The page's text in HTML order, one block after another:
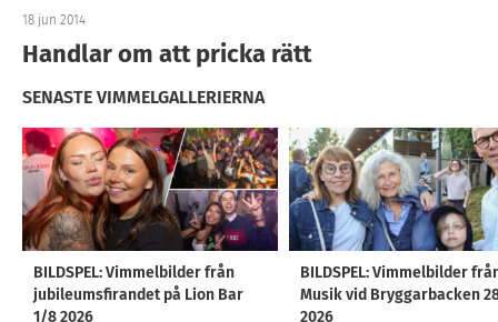
18 jun 2014
Handlar om att pricka rätt
SENASTE VIMMELGALLERIERNA
BILDSPEL: Vimmelbilder från
jubileumsfirandet på Lion Bar
1/8 2026
BILDSPEL: Vimmelbilder
Musik vid Bryggarbacken
2026